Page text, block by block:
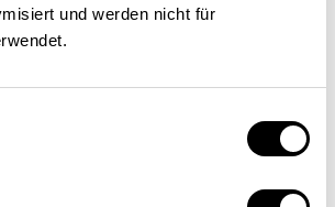
und werden nicht für
pas limitée dans le
instrument s’écarte
la définition de bac
dans cet article: